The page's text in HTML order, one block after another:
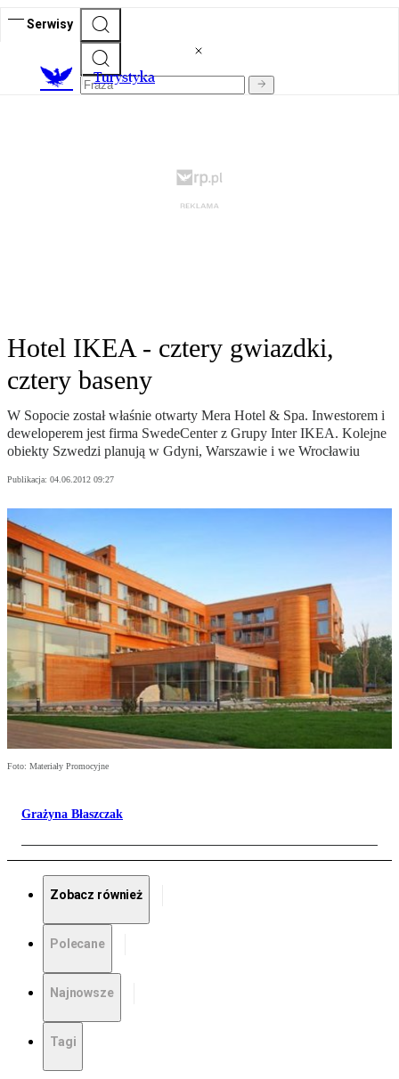
Serwisy
Turystyka
Hotel IKEA - cztery gwiazdki,
cztery baseny
W Sopocie został właśnie otwarty Mera Hotel & Spa. Inwestorem i
deweloperem jest firma SwedeCenter z Grupy Inter IKEA. Kolejne
obiekty Szwedzi planują w Gdyni, Warszawie i we Wrocławiu
Publikacja: 04.06.2012 09:27
Foto: Materiały Promocyjne
Grażyna Błaszczak
Zobacz również
Polecane
Najnowsze
Tagi